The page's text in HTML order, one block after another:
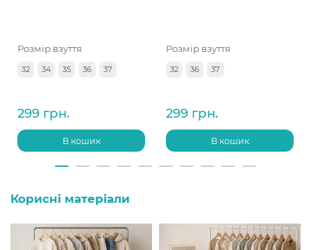
Розмір взуття
32 34 35 36 37
299 грн.
В кошик
Розмір взуття
32 36 37
299 грн.
В кошик
Корисні матеріали